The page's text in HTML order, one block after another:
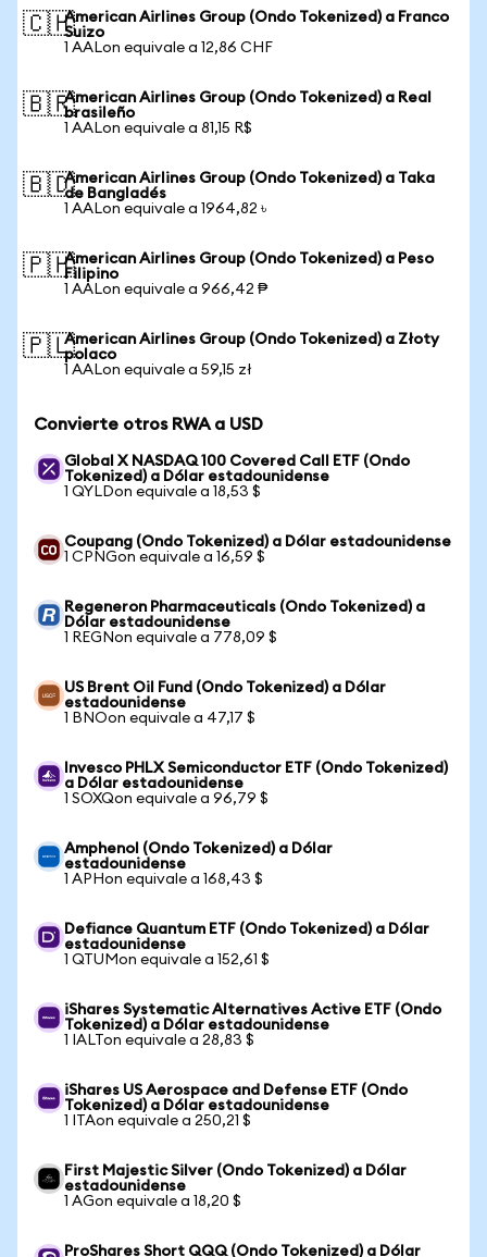
🇨🇭American Airlines Group (Ondo Tokenized) a Franco
Suizo
1 AALon equivale a 12,86 CHF
🇧🇷American Airlines Group (Ondo Tokenized) a Real
brasileño
1 AALon equivale a 81,15 R$
🇧🇩American Airlines Group (Ondo Tokenized) a Taka
de Bangladés
1 AALon equivale a 1964,82 ৳
🇵🇭American Airlines Group (Ondo Tokenized) a Peso
Filipino
1 AALon equivale a 966,42 ₱
🇵🇱American Airlines Group (Ondo Tokenized) a Złoty
polaco
1 AALon equivale a 59,15 zł
Convierte otros RWA a USD
Global X NASDAQ 100 Covered Call ETF (Ondo
Tokenized) a Dólar estadounidense
1 QYLDon equivale a 18,53 $
Coupang (Ondo Tokenized) a Dólar estadounidense
1 CPNGon equivale a 16,59 $
Regeneron Pharmaceuticals (Ondo Tokenized) a
Dólar estadounidense
1 REGNon equivale a 778,09 $
US Brent Oil Fund (Ondo Tokenized) a Dólar
estadounidense
1 BNOon equivale a 47,17 $
Invesco PHLX Semiconductor ETF (Ondo Tokenized)
a Dólar estadounidense
1 SOXQon equivale a 96,79 $
Amphenol (Ondo Tokenized) a Dólar
estadounidense
1 APHon equivale a 168,43 $
Defiance Quantum ETF (Ondo Tokenized) a Dólar
estadounidense
1 QTUMon equivale a 152,61 $
iShares Systematic Alternatives Active ETF (Ondo
Tokenized) a Dólar estadounidense
1 IALTon equivale a 28,83 $
iShares US Aerospace and Defense ETF (Ondo
Tokenized) a Dólar estadounidense
1 ITAon equivale a 250,21 $
First Majestic Silver (Ondo Tokenized) a Dólar
estadounidense
1 AGon equivale a 18,20 $
ProShares Short QQQ (Ondo Tokenized) a Dólar